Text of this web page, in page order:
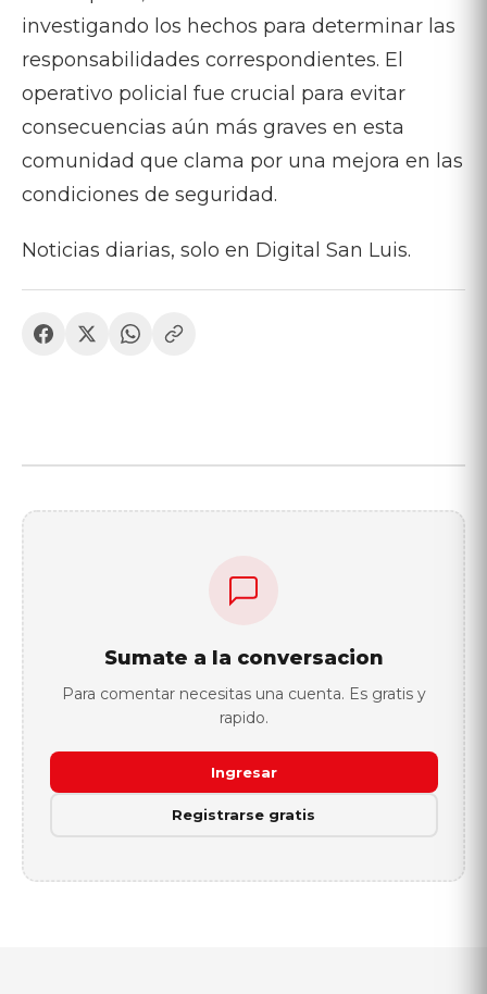
investigando los hechos para determinar las
responsabilidades correspondientes. El
operativo policial fue crucial para evitar
consecuencias aún más graves en esta
comunidad que clama por una mejora en las
condiciones de seguridad.
Noticias diarias, solo en Digital San Luis.
Sumate a la conversacion
Para comentar necesitas una cuenta. Es gratis y
rapido.
Ingresar
Registrarse gratis